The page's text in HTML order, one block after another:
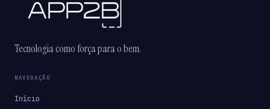
Tecnologia como força para o bem.
NAVEGAÇÃO
Início